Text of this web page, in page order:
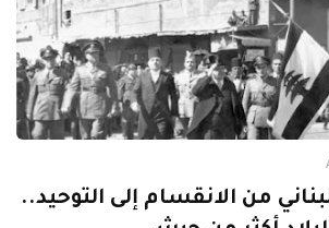
من الانقسام إلى التوحيد..